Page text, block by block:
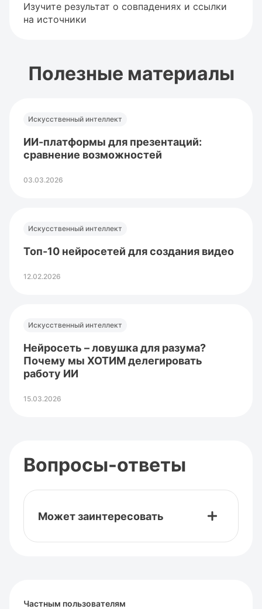
Изучите результат о совпадениях и ссылки
на источники
Полезные материалы
Искусственный интеллект
ИИ-платформы для презентаций:
сравнение возможностей
03.03.2026
Искусственный интеллект
Топ-10 нейросетей для создания видео
12.02.2026
Искусственный интеллект
Нейросеть – ловушка для разума?
Почему мы ХОТИМ делегировать
работу ИИ
15.03.2026
Вопросы-ответы
Может заинтересовать
Частным пользователям